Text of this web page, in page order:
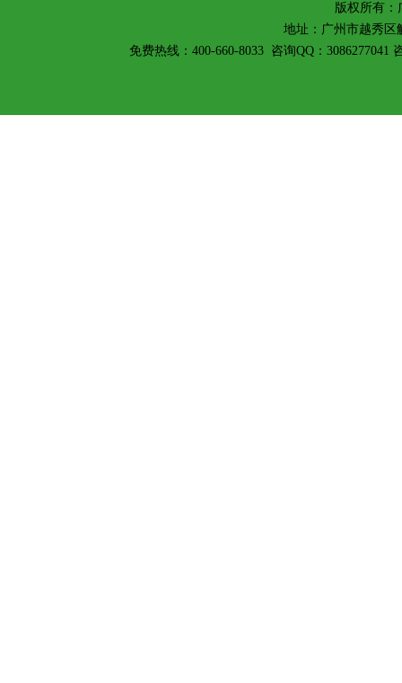
版权所有
地址：广州市越秀区
免费热线：400-660-8033 咨询QQ：3086277041